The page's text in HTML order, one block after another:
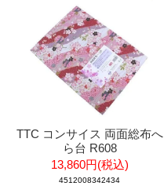
TTC コンサイス 両面総布へ
ら台 R608
13,860円(税込)
4512008342434